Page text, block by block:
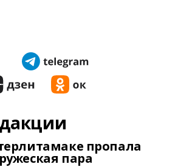
пропала
пара